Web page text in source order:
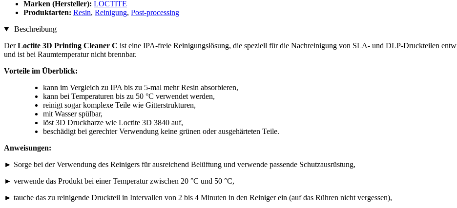
Marken (Hersteller): LOCTITE
Produktarten: Resin, Reinigung, Post-processing
Beschreibung
DerLoctite 3D Printing Cleaner C ist eine IPA-freie Reinigungslösung, die speziell für die Nachreinigung von SLA- und DLP-Druckteilen
und ist bei Raumtemperatur nicht brennbar.
Vorteile im Überblick:
kann im Vergleich zu IPA bis zu 5-mal mehr Resin absorbieren,
kann bei Temperaturen bis zu 50 °C verwendet werden,
reinigt sogar komplexe Teile wie Gitterstrukturen,
mit Wasser spülbar,
löst 3D Druckharze wie Loctite 3D 3840 auf,
beschädigt bei gerechter Verwendung keine grünen oder ausgehärteten Teile.
Anweisungen:
► Sorge bei der Verwendung des Reinigers für ausreichend Belüftung und verwende passende Schutzausrüstung,
► verwende das Produkt bei einer Temperatur zwischen 20 °C und 50 °C,
► tauche das zu reinigende Druckteil in Intervallen von 2 bis 4 Minuten in den Reiniger ein (auf das Rühren nicht vergessen),